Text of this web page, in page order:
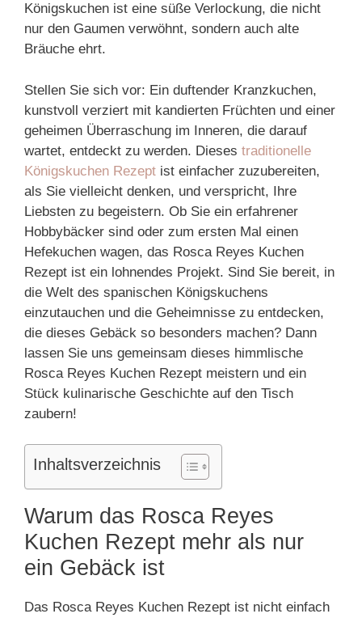
Königskuchen ist eine süße Verlockung, die nicht
nur den Gaumen verwöhnt, sondern auch alte
Bräuche ehrt.
Stellen Sie sich vor: Ein duftender Kranzkuchen,
kunstvoll verziert mit kandierten Früchten und einer
geheimen Überraschung im Inneren, die darauf
wartet, entdeckt zu werden. Dieses traditionelle
Königskuchen Rezept ist einfacher zuzubereiten,
als Sie vielleicht denken, und verspricht, Ihre
Liebsten zu begeistern. Ob Sie ein erfahrener
Hobbybäcker sind oder zum ersten Mal einen
Hefekuchen wagen, das Rosca Reyes Kuchen
Rezept ist ein lohnendes Projekt. Sind Sie bereit, in
die Welt des spanischen Königskuchens
einzutauchen und die Geheimnisse zu entdecken,
die dieses Gebäck so besonders machen? Dann
lassen Sie uns gemeinsam dieses himmlische
Rosca Reyes Kuchen Rezept meistern und ein
Stück kulinarische Geschichte auf den Tisch
zaubern!
Inhaltsverzeichnis
Warum das Rosca Reyes
Kuchen Rezept mehr als nur
ein Gebäck ist
Das Rosca Reyes Kuchen Rezept ist nicht einfach